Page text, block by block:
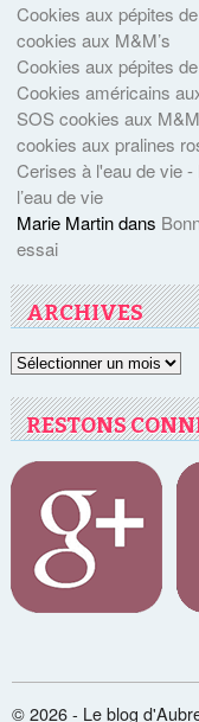
Cookies aux pépites
cookies aux M&M’s
Cookies aux pépites
Cookies américains
SOS cookies aux
cookies aux pralines
Cerises à l'eau de vie
l’eau de vie
Marie Martindans
essai
ARCHIVES
Archives
RESTONS
© 2026 - Le blog